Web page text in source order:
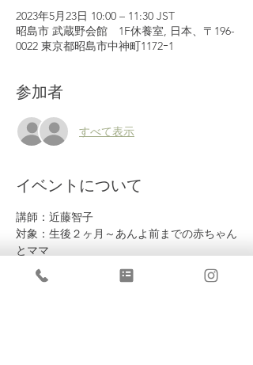
2023年5月23日 10:00 – 11:30 JST
昭島市 武蔵野会館 1F休養室, 日本、〒196-
0022 東京都昭島市中神町1172ｰ1
参加者
すべて表示
イベントについて
講師：近藤智子
対象：生後２ヶ月～あんよ前までの赤ちゃん
とママ
会費：一回ひと家族1000円
持ち物：バスタオル、蓋付きのママの飲み物